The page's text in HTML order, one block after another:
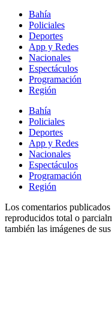
Bahía
Policiales
Deportes
App y Redes
Nacionales
Espectáculos
Programación
Región
Bahía
Policiales
Deportes
App y Redes
Nacionales
Espectáculos
Programación
Región
Los comentarios
reproducidos total o
también las imágenes de